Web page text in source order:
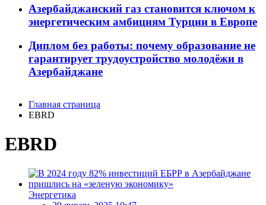
Азербайджанский газ становится ключом к
энергетическим амбициям Турции в Европе
Диплом без работы: почему образование не
гарантирует трудоустройство молодёжи в
Азербайджане
Главная страница
EBRD
EBRD
Энергетика